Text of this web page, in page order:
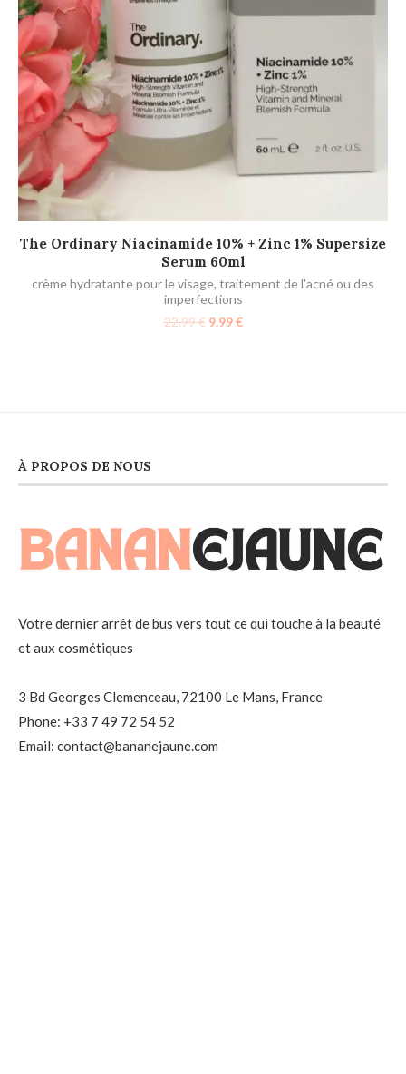
AJOUTER AU PANIER
The Ordinary Niacinamide 10% + Zinc 1% Supersize
Serum 60ml
crème hydratante pour le visage, traitement de l'acné ou des
imperfections
22.99€ 9.99€
À PROPOS DE NOUS
Votre dernier arrêt de bus vers tout ce qui touche à la beauté
et aux cosmétiques
3 Bd Georges Clemenceau, 72100 Le Mans, France
Phone: +33 7 49 72 54 52
Email: contact@bananejaune.com